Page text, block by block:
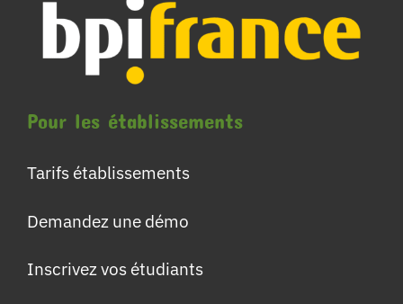
Pour les établissements
Tarifs établissements
Demandez une démo
Inscrivez vos étudiants